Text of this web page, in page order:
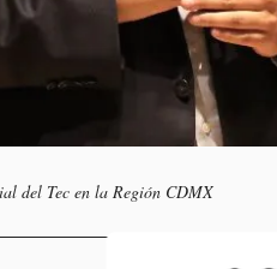
del Tec en la Región CDMX